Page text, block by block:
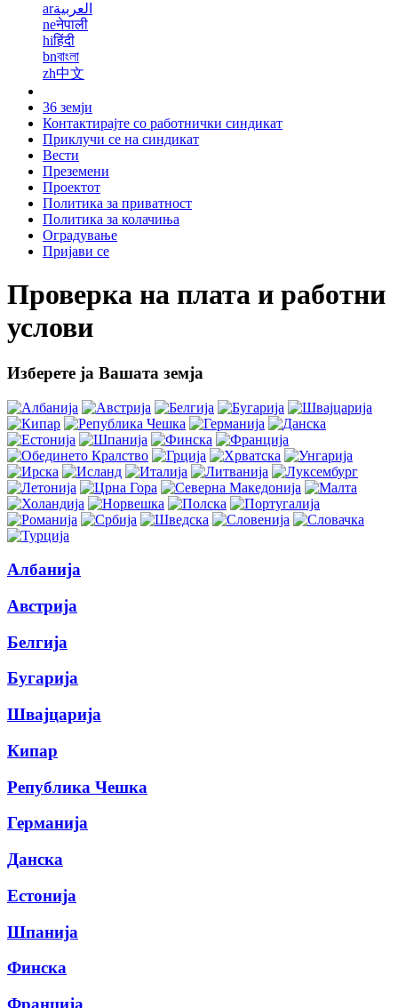
arالعربية
neनेपाली
hiहिंदी
bnবাংলা
zh中文
36 земји
Контактирајте со работнички синдикат
Приклучи се на синдикат
Вести
Преземени
Проектот
Политика за приватност
Политика за колачиња
Оградување
Пријави се
Проверка на плата и работни
услови
Изберете ја Вашата земја
Албанија
Австрија
Белгија
Бугарија
Швајцарија
Кипар
Република Чешка
Германија
Данска
Естонија
Шпанија
Финска
Франција